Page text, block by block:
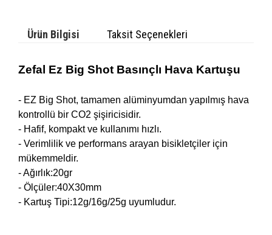
Ürün Bilgisi Taksit Seçenekleri
Zefal Ez Big Shot Basınçlı Hava Kartuşu
- EZ Big Shot, tamamen alüminyumdan yapılmış hava
kontrollü bir CO2 şişiricisidir.
- Hafif, kompakt ve kullanımı hızlı.
- Verimlilik ve performans arayan bisikletçiler için
mükemmeldir.
- Ağırlık:20gr
- Ölçüler:40X30mm
- Kartuş Tipi:12g/16g/25g uyumludur.